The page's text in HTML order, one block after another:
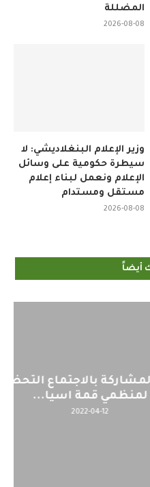
المضللة
2026-08-08
وزير الإعلام البنغلاديشي: لا
سيطرة حكومية على وسائل
الإعلام ونعمل لبناء إعلام
مستقل ومستدام
2026-08-08
أيضاً
التحضيري
اسيا...